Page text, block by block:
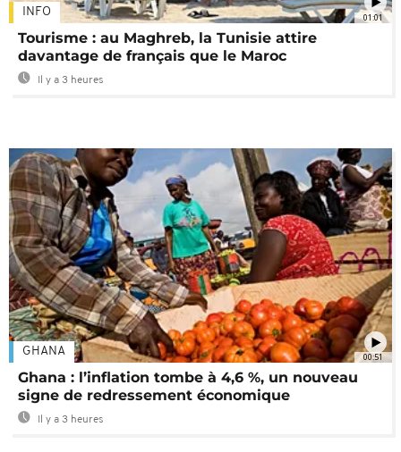
01:01
INFO
Tourisme : au Maghreb, la Tunisie attire
davantage de français que le Maroc
Il y a 3 heures
00:51
GHANA
Ghana : l’inflation tombe à 4,6 %, un nouveau
signe de redressement économique
Il y a 3 heures